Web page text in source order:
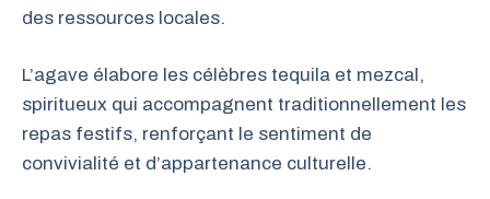
des ressources locales.
L’agave élabore les célèbres tequila et mezcal,
spiritueux qui accompagnent traditionnellement les
repas festifs, renforçant le sentiment de
convivialité et d’appartenance culturelle.